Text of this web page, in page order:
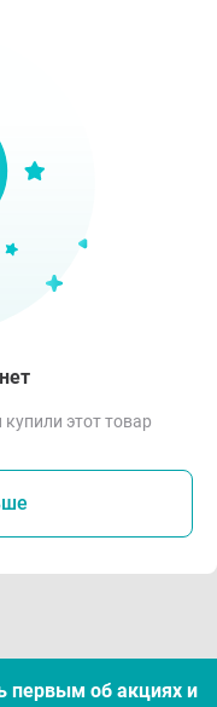
этот товар
первым об акцияx и